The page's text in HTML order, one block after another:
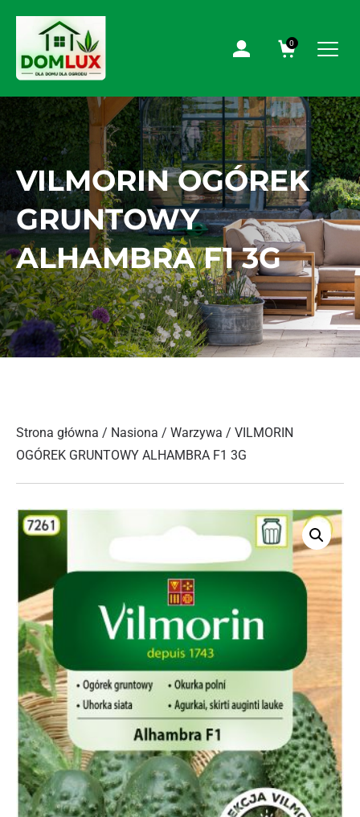
0
VILMORIN OGÓREK
GRUNTOWY
ALHAMBRA F1 3G
Strona główna / Nasiona / Warzywa / VILMORIN
OGÓREK GRUNTOWY ALHAMBRA F1 3G